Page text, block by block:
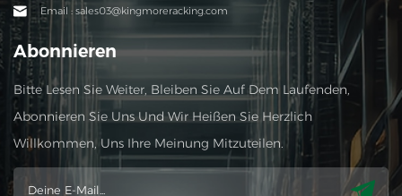
Email : sales03@kingmoreracking.com
Abonnieren
Bitte Lesen Sie Weiter, Bleiben Sie Auf Dem Laufenden,
Abonnieren Sie Uns Und Wir Heißen Sie Herzlich
Willkommen, Uns Ihre Meinung Mitzuteilen.